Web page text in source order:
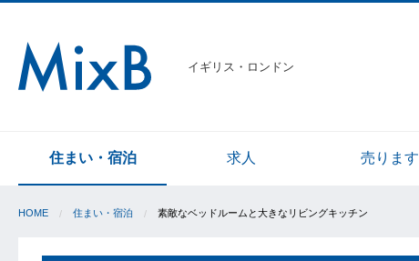
イギリス・ロンドン
住まい・宿泊 求人 売ります
HOME 住まい・宿泊 素敵なベッドルームと大きなリビングキッチン